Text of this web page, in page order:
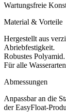
Wartungsfreie
Material & Vorteile
Hergestellt aus
Abriebfestigkeit.
Robustes Polyamid.
Für alle
Abmessungen
Anpassbar an die
der EasyFloat-